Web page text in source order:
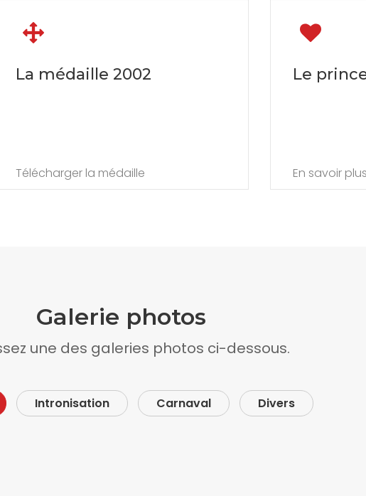
La médaille 2002
Télécharger la médaille
Le
En savoir
Galerie photos
une des galeries photos ci-dessous.
Intronisation Carnaval Divers